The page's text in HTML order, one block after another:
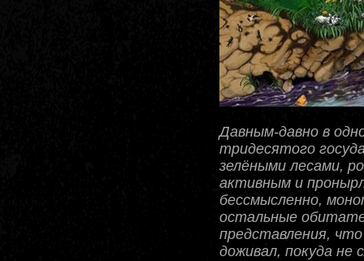
Давным-давно в
тридесятого
зелёными лесами,
активным и
бессмысленно,
остальные
представления,
доживал, покуда не